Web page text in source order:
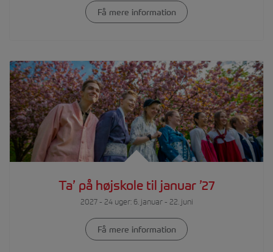
Få mere information
Ta’ på højskole til januar ’27
2027 - 24 uger: 6. januar - 22. juni
Få mere information